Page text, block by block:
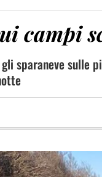
campi
sparaneve sulle